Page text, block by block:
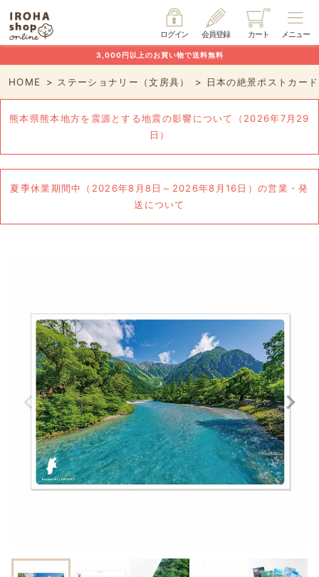
メニュー
カート
会員登録
ログイン
3,000円以上のお買い物で送料無料
HOME ステーショナリー（文房具） 日本の絶景ポストカー
熊本県熊本地方を震源とする地震の影響について（2026年7月29
日）
夏季休業期間中（2026年8月8日～2026年8月16日）の営業・発
送について